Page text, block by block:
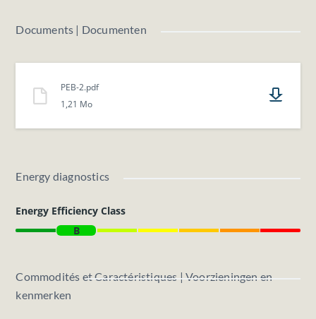
N'hésitez pas à nous contacter pour plus d'informations.
Documents | Documenten
PEB-2.pdf
1,21 Mo
Energy diagnostics
Energy Efficiency Class
B
Commodités et Caractéristiques | Voorzieningen en
kenmerken